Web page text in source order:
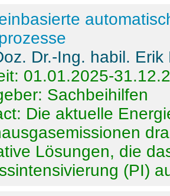
Dr.-Ing. habil. Erik
01.01.2025-
Sachbeihilfen
Die aktuelle
Lösungen, die
(PI)